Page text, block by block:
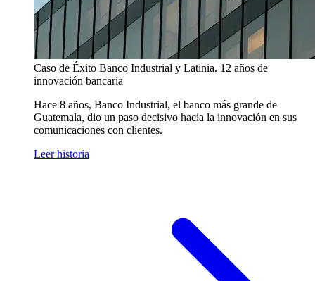
Caso de Éxito Banco Industrial y Latinia. 12 años de
innovación bancaria
Hace 8 años, Banco Industrial, el banco más grande de
Guatemala, dio un paso decisivo hacia la innovación en sus
comunicaciones con clientes.
Leer historia